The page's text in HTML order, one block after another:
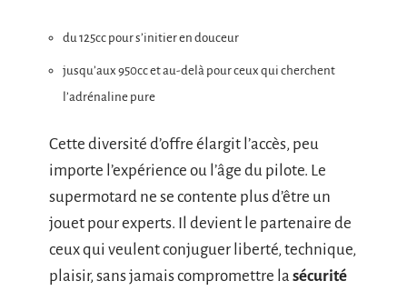
du 125cc pour s’initier en douceur
jusqu’aux 950cc et au-delà pour ceux qui cherchent
l’adrénaline pure
Cette diversité d’offre élargit l’accès, peu
importe l’expérience ou l’âge du pilote. Le
supermotard ne se contente plus d’être un
jouet pour experts. Il devient le partenaire de
ceux qui veulent conjuguer liberté, technique,
plaisir, sans jamais compromettre la sécurité